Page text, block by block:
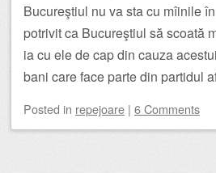
Bucureştiul nu va sta cu mîinile
potrivit ca Bucureştiul să scoată
ia cu ele de cap din cauza
bani care face parte din partidul
Posted in repejoare | 6 Comments